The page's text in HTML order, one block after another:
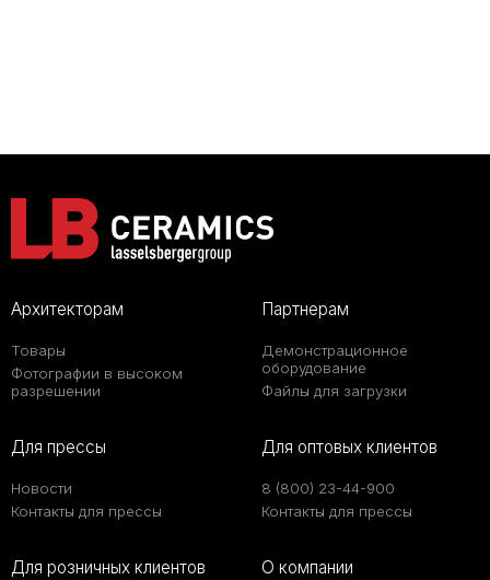
Архитекторам
Товары
Фотографии в высоком
разрешении
Партнерам
Демонстрационное
оборудование
Файлы для загрузки
Для прессы
Новости
Контакты для прессы
Для оптовых клиентов
8 (800) 23-44-900
Контакты для прессы
Для розничных клиентов О компании